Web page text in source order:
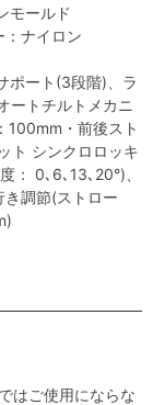
モールド
ナイロン
ポート(3段階)、ラ
ートチルトメカニ
100mm・前後スト
ト シンクロロッキ
： 0､6､13､20°)、
調節(ストロー
はご使用にならな